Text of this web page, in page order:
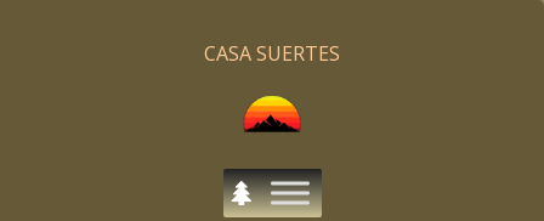
CASA SUERTES